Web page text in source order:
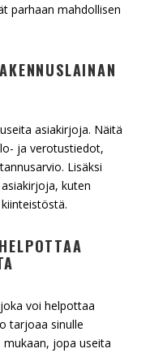
parhaan mahdollisen
asiakirjoja. Näitä
ja verotustiedot,
Lisäksi
kuten
voi helpottaa
tarjoaa sinulle
jopa useita